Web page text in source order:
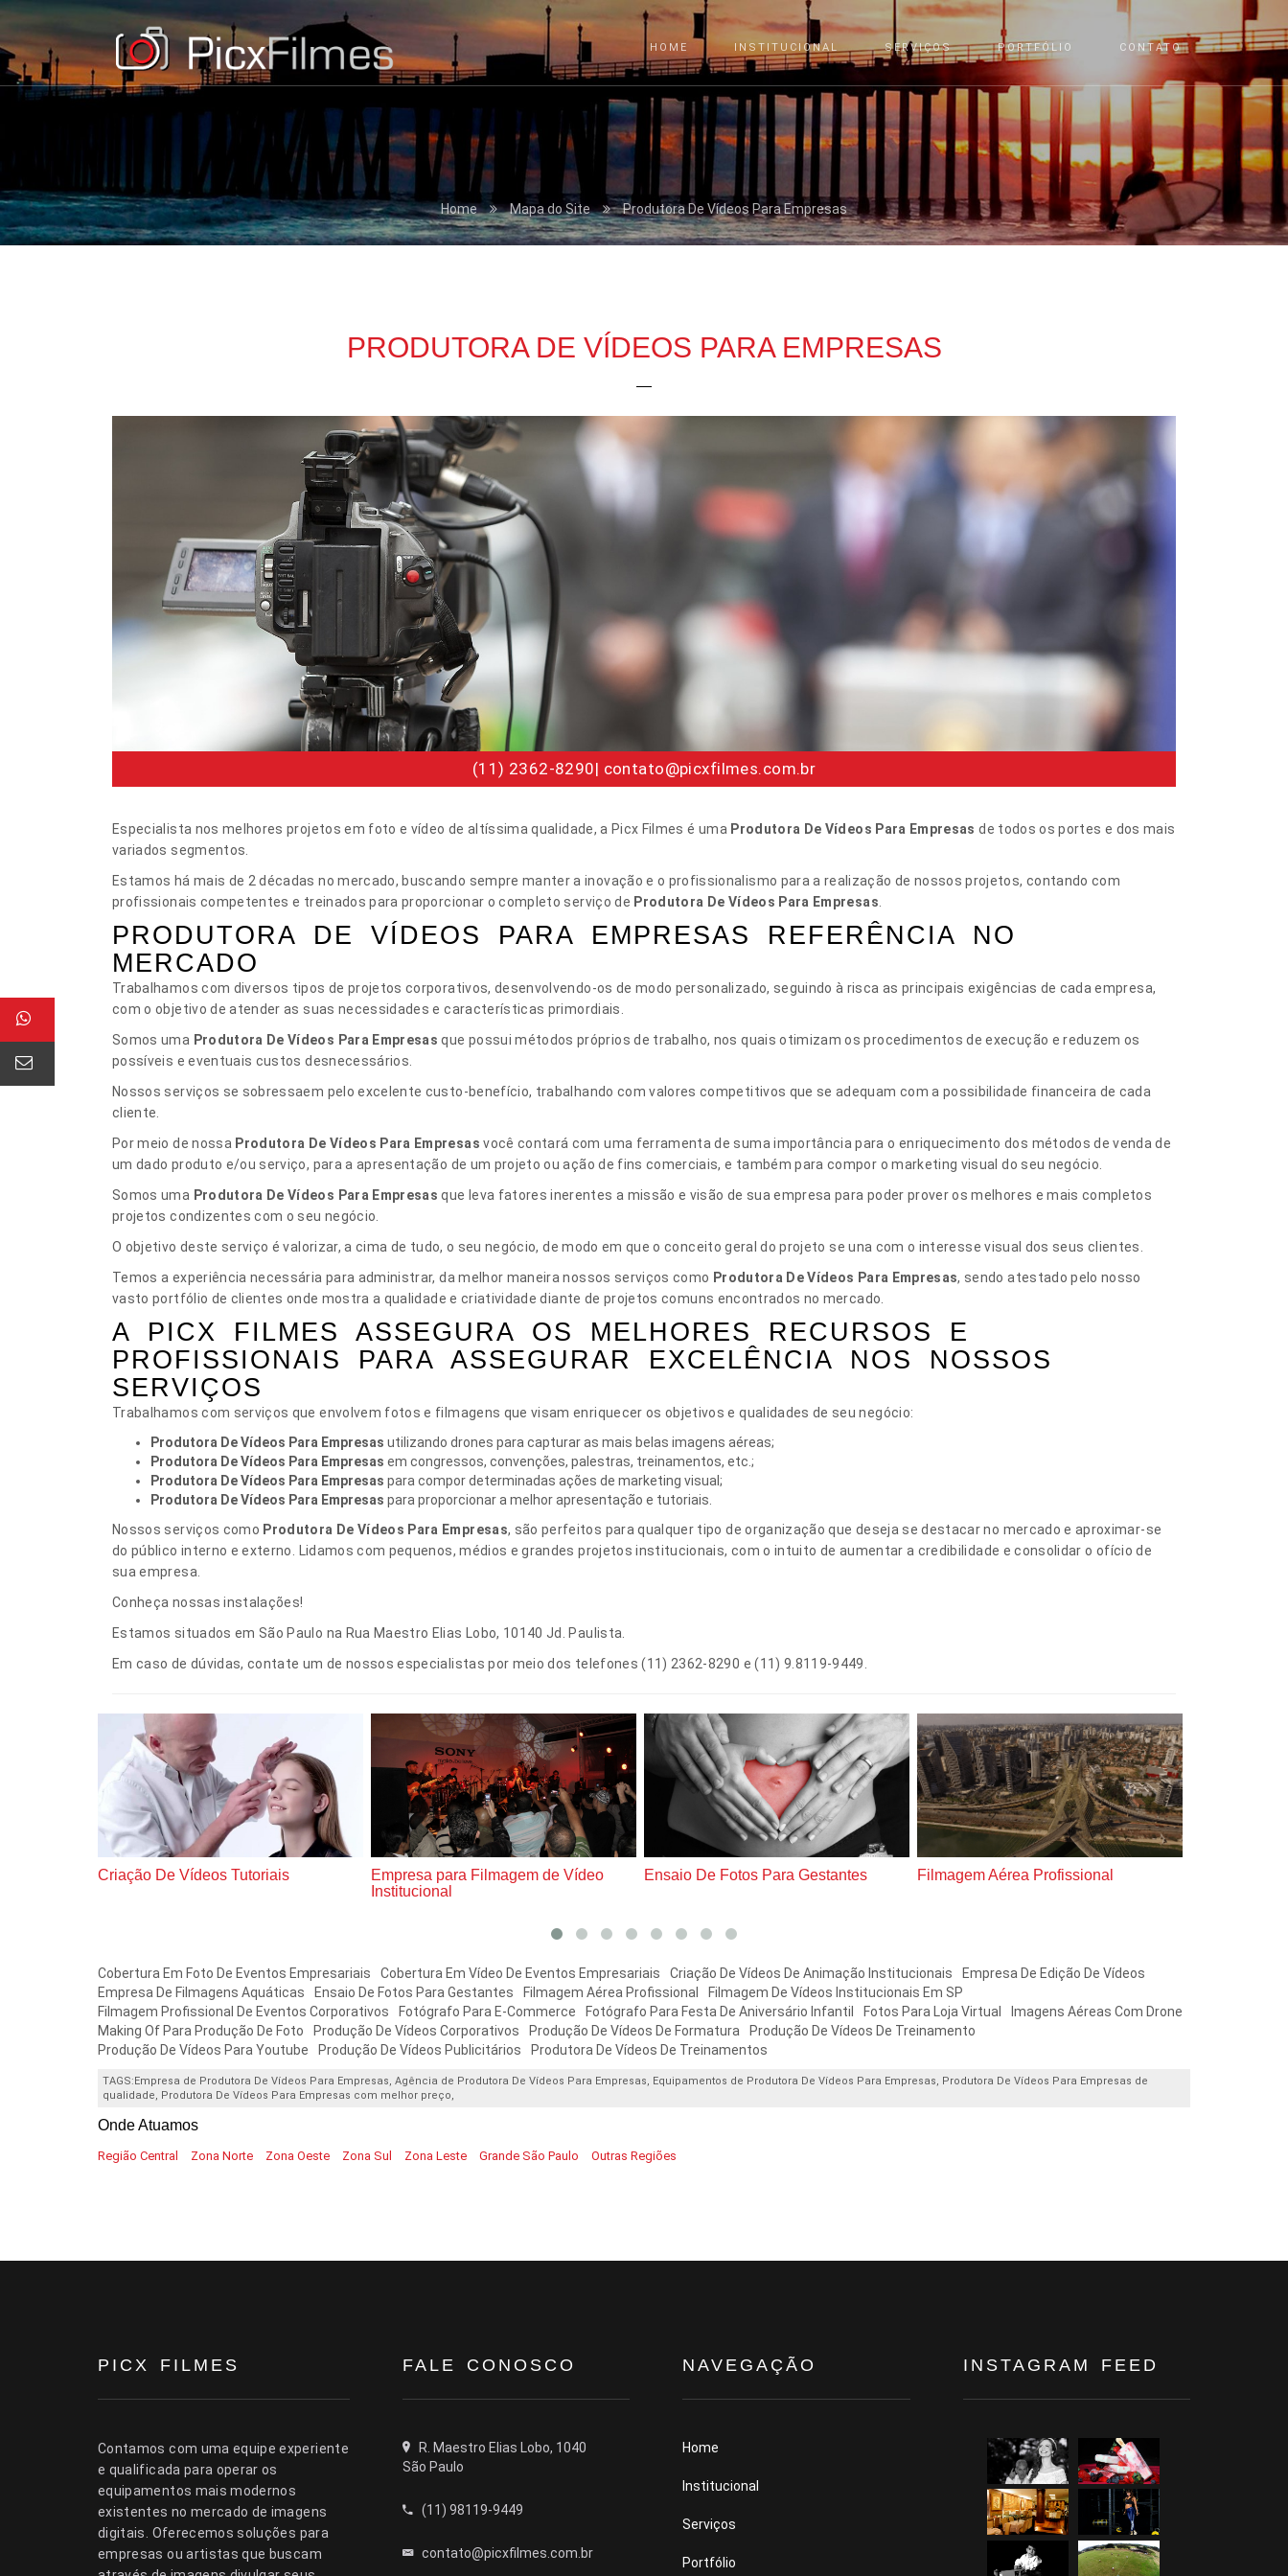
Picx
Filmes
HOME INSTITUCIONAL SERVIÇOS PORTFÓLIO CONTATO
Home Mapa do Site Produtora De Vídeos Para Empresas
PRODUTORA DE VÍDEOS PARA EMPRESAS
(11) 2362-8290| contato@picxfilmes.com.br
Especialista nos melhores projetos em foto e vídeo de altíssima qualidade, a Picx Filmes é uma Produtora De Vídeos Para Empresas de todos os portes e dos mais
variados segmentos.
Estamos há mais de 2 décadas no mercado, buscando sempre manter a inovação e o profissionalismo para a realização de nossos projetos, contando com
profissionais competentes e treinados para proporcionar o completo serviço de Produtora De Vídeos Para Empresas.
PRODUTORA DE VÍDEOS PARA EMPRESAS REFERÊNCIA NO
MERCADO
Trabalhamos com diversos tipos de projetos corporativos, desenvolvendo-os de modo personalizado, seguindo à risca as principais exigências de cada empresa,
com o objetivo de atender as suas necessidades e características primordiais.
Somos uma Produtora De Vídeos Para Empresas que possui métodos próprios de trabalho, nos quais otimizam os procedimentos de execução e reduzem os
possíveis e eventuais custos desnecessários.
Nossos serviços se sobressaem pelo excelente custo-benefício, trabalhando com valores competitivos que se adequam com a possibilidade financeira de cada
cliente.
Por meio de nossa Produtora De Vídeos Para Empresas você contará com uma ferramenta de suma importância para o enriquecimento dos métodos de venda de
um dado produto e/ou serviço, para a apresentação de um projeto ou ação de fins comerciais, e também para compor o marketing visual do seu negócio.
Somos uma Produtora De Vídeos Para Empresas que leva fatores inerentes a missão e visão de sua empresa para poder prover os melhores e mais completos
projetos condizentes com o seu negócio.
O objetivo deste serviço é valorizar, a cima de tudo, o seu negócio, de modo em que o conceito geral do projeto se una com o interesse visual dos seus clientes.
Temos a experiência necessária para administrar, da melhor maneira nossos serviços como Produtora De Vídeos Para Empresas, sendo atestado pelo nosso
vasto portfólio de clientes onde mostra a qualidade e criatividade diante de projetos comuns encontrados no mercado.
A PICX FILMES ASSEGURA OS MELHORES RECURSOS E
PROFISSIONAIS PARA ASSEGURAR EXCELÊNCIA NOS NOSSOS
SERVIÇOS
Trabalhamos com serviços que envolvem fotos e filmagens que visam enriquecer os objetivos e qualidades de seu negócio:
Produtora De Vídeos Para Empresas utilizando drones para capturar as mais belas imagens aéreas;
Produtora De Vídeos Para Empresas em congressos, convenções, palestras, treinamentos, etc.;
Produtora De Vídeos Para Empresas para compor determinadas ações de marketing visual;
Produtora De Vídeos Para Empresas para proporcionar a melhor apresentação e tutoriais.
Nossos serviços como Produtora De Vídeos Para Empresas, são perfeitos para qualquer tipo de organização que deseja se destacar no mercado e aproximar-se
do público interno e externo. Lidamos com pequenos, médios e grandes projetos institucionais, com o intuito de aumentar a credibilidade e consolidar o ofício de
sua empresa.
Conheça nossas instalações!
Estamos situados em São Paulo na Rua Maestro Elias Lobo, 10140 Jd. Paulista.
Em caso de dúvidas, contate um de nossos especialistas por meio dos telefones (11) 2362-8290 e (11) 9.8119-9449.
Criação De Vídeos Tutoriais
Empresa para Filmagem de Vídeo
Institucional
Ensaio De Fotos Para Gestantes Filmagem Aérea Profissional
Cobertura Em Foto De Eventos Empresariais Cobertura Em Vídeo De Eventos Empresariais Criação De Vídeos De Animação Institucionais
Empresa De Edição De Vídeos
Empresa De Filmagens Aquáticas
Ensaio De Fotos Para Gestantes Filmagem Aérea Profissional
Filmagem De Vídeos Institucionais Em SP
Filmagem Profissional De Eventos Corporativos
Fotógrafo Para E-Commerce Fotógrafo Para Festa De Aniversário Infantil Fotos Para Loja Virtual
Imagens Aéreas Com Drone
Making Of Para Produção De Foto
Produção De Vídeos Corporativos Produção De Vídeos De Formatura
Produção De Vídeos De Treinamento
Produção De Vídeos Para Youtube
Produção De Vídeos Publicitários Produtora De Vídeos De Treinamentos
TAGS: Empresa de Produtora De Vídeos Para Empresas, Agência de Produtora De Vídeos Para Empresas, Equipamentos de Produtora De Vídeos Para Empresas, Produtora De Vídeos Para Empresas de
qualidade, Produtora De Vídeos Para Empresas com melhor preço,
Onde Atuamos
Região Central Zona Norte Zona Oeste Zona Sul Zona Leste Grande São Paulo Outras Regiões
PICX FILMES
Contamos com uma equipe experiente
e qualificada para operar os
equipamentos mais modernos
existentes no mercado de imagens
digitais. Oferecemos soluções para
empresas ou artistas que buscam
FALE CONOSCO
R. Maestro Elias Lobo, 1040
São Paulo
(11) 98119-9449
contato@picxfilmes.com.br
NAVEGAÇÃO
Home
Institucional
Serviços
Portfólio
INSTAGRAM FEED